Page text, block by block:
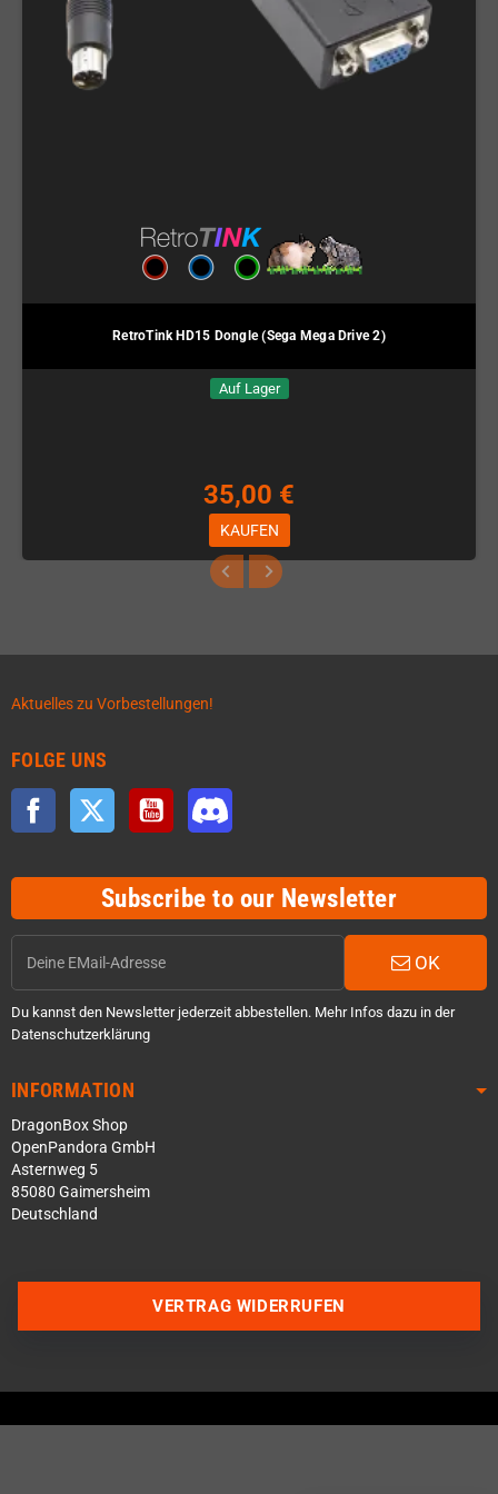
RetroTink HD15 Dongle (Sega Mega Drive 2)
Auf Lager
35,00 €
KAUFEN
Aktuelles zu Vorbestellungen!
FOLGE UNS
Facebook Twitter YouTube
Subscribe to our Newsletter
OK
Du kannst den Newsletter jederzeit abbestellen. Mehr Infos dazu in der
Datenschutzerklärung
INFORMATION
DragonBox Shop
OpenPandora GmbH
Asternweg 5
85080 Gaimersheim
Deutschland
Über WhatsApp schreiben
VERTRAG WIDERRUFEN